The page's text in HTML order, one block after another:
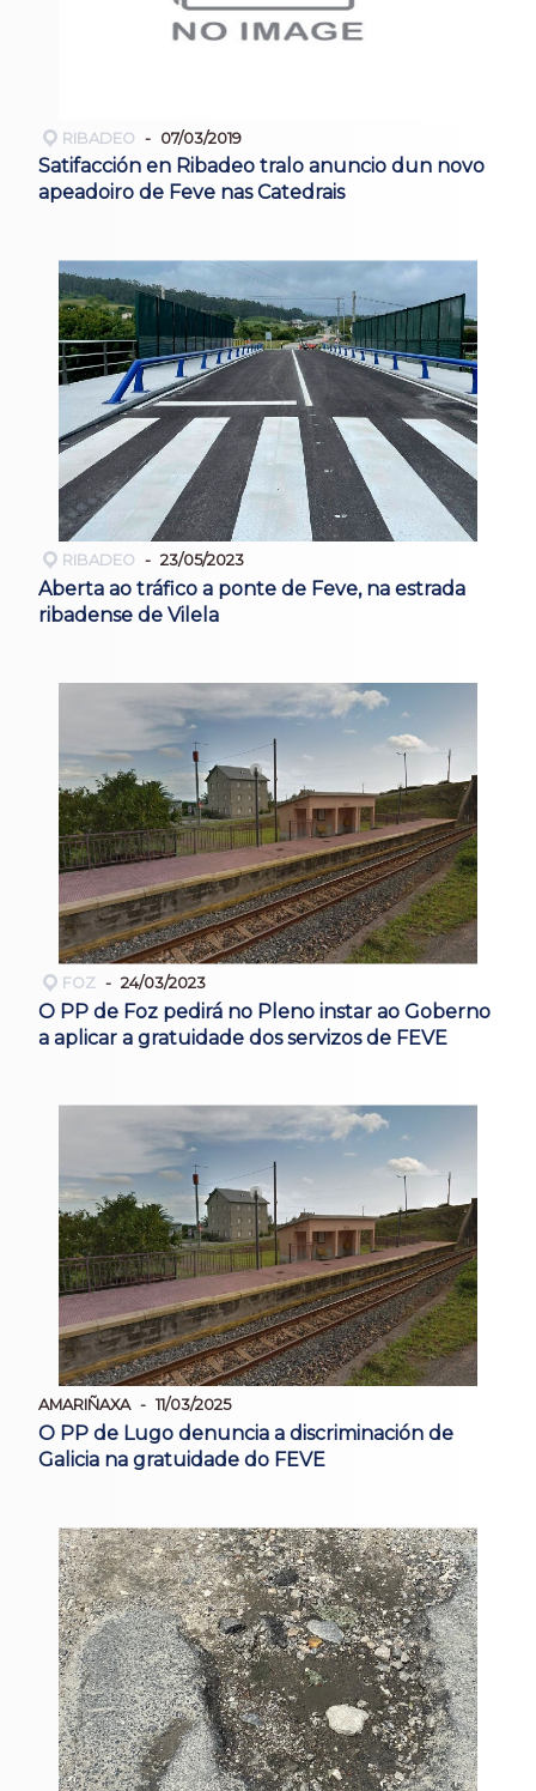
RIBADEO 07/03/2019
Satifacción en Ribadeo tralo anuncio dun novo
apeadoiro de Feve nas Catedrais
RIBADEO 23/05/2023
Aberta ao tráfico a ponte de Feve, na estrada
ribadense de Vilela
FOZ 24/03/2023
O PP de Foz pedirá no Pleno instar ao Goberno
a aplicar a gratuidade dos servizos de FEVE
AMARIÑAXA 11/03/2025
O PP de Lugo denuncia a discriminación de
Galicia na gratuidade do FEVE